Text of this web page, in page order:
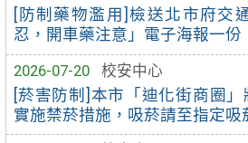
[防制藥物濫用]檢送北市府交
忍，開車藥注意」電子海報一份
2026-07-20
校安中心
[菸害防制]本市「迪化街商圈
實施禁菸措施，吸菸請至指定吸